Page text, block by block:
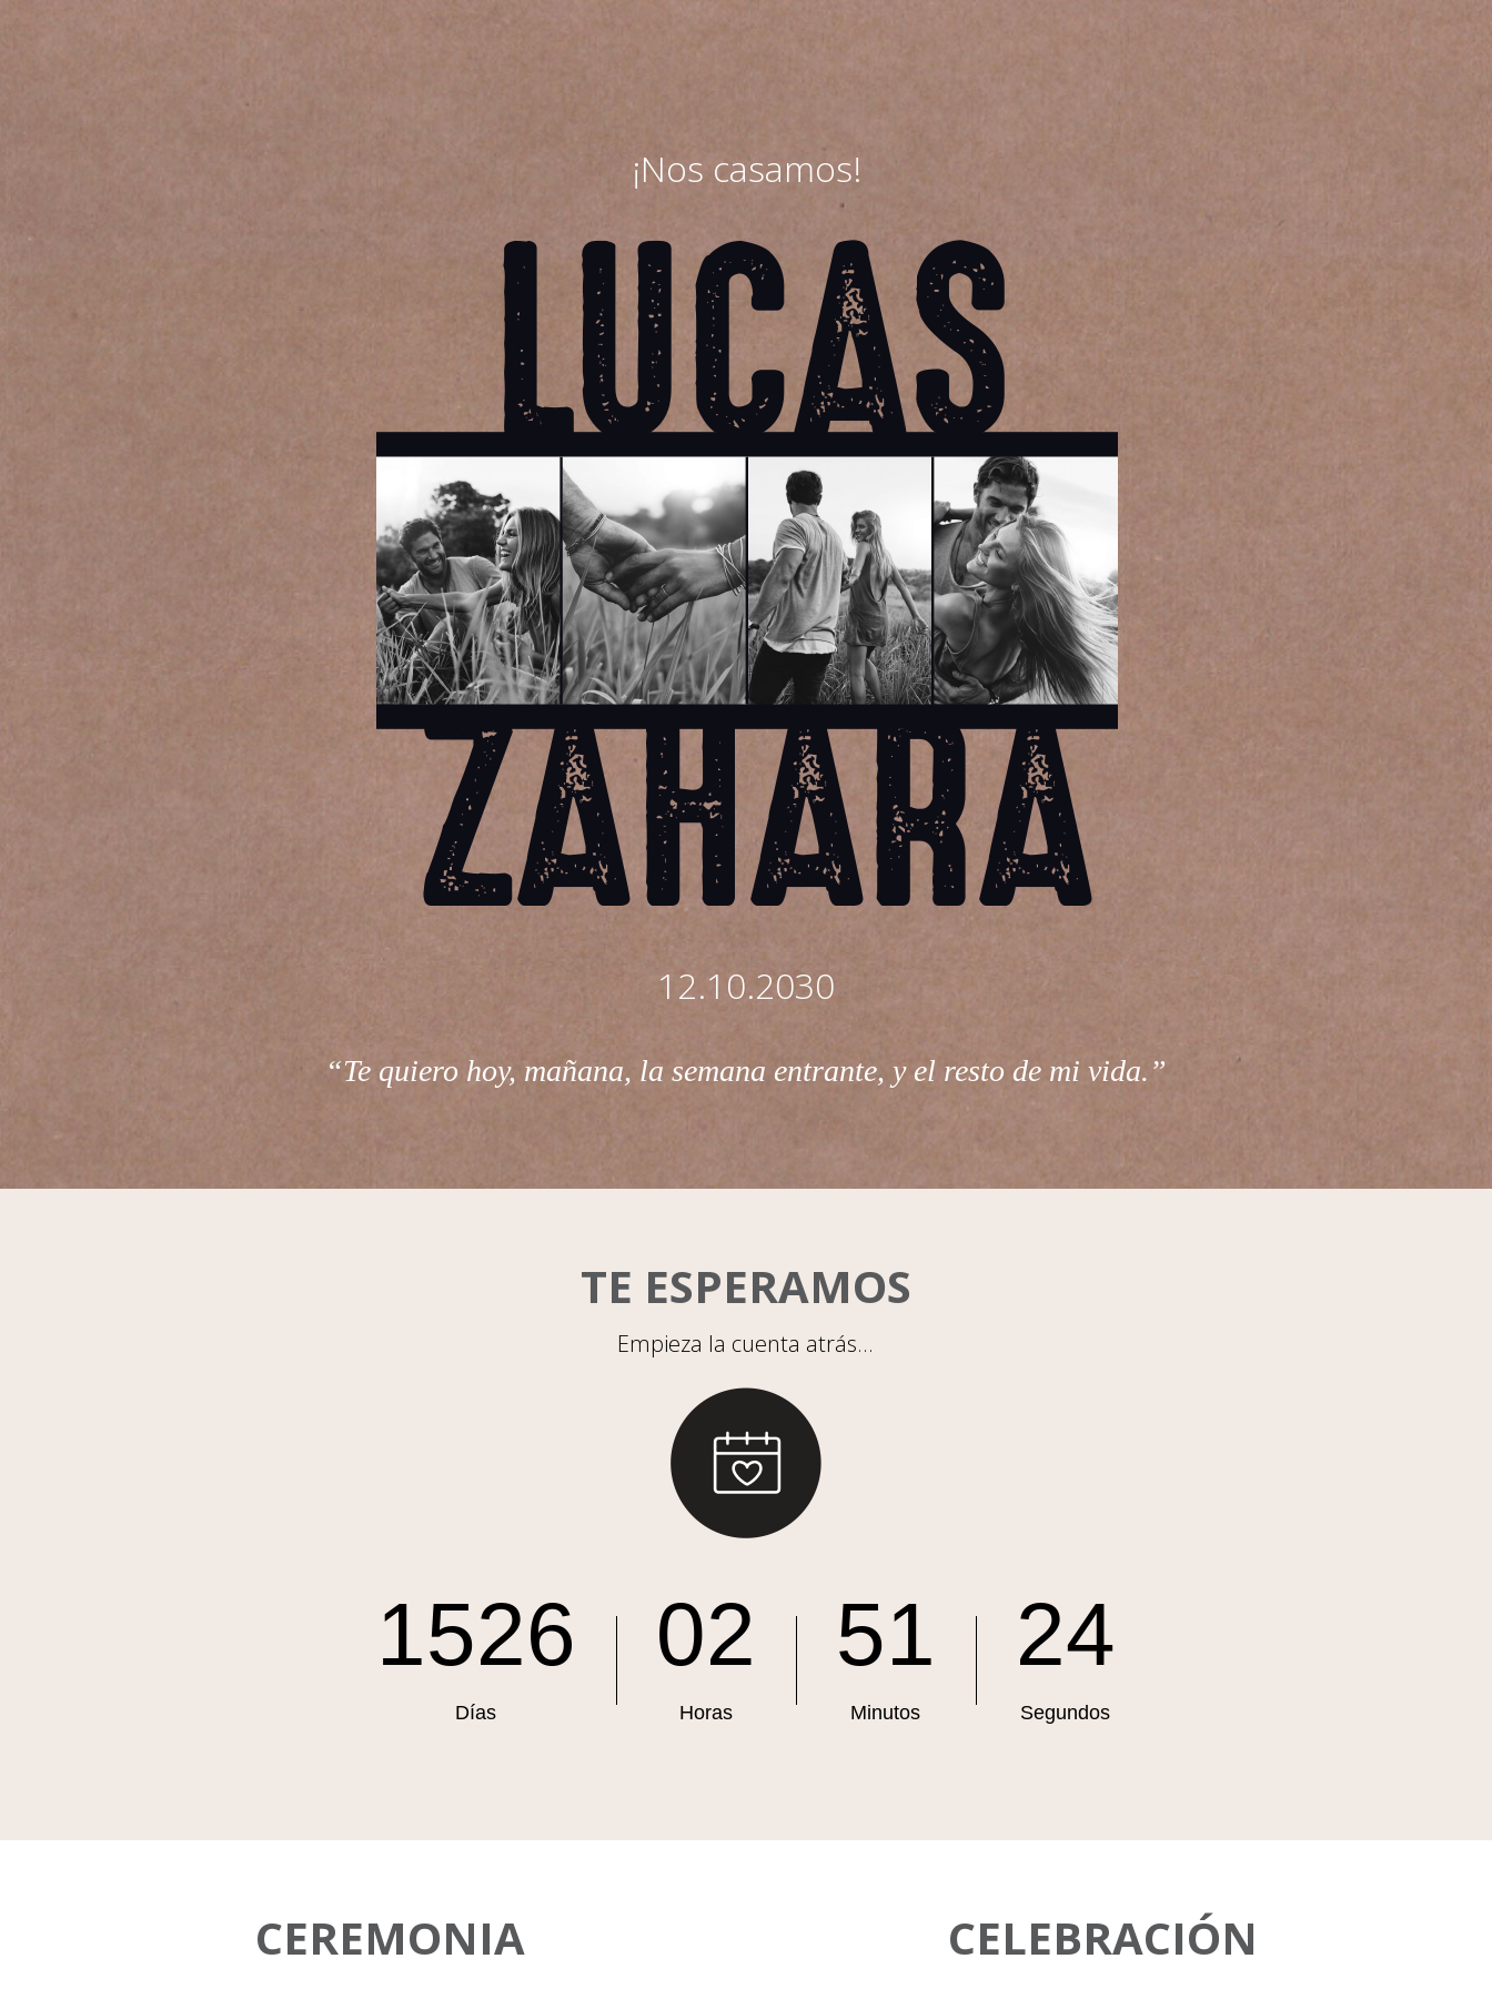
¡Nos casamos!
12.10.2030
“Te quiero hoy, mañana, la semana entrante, y el resto de mi vida.”
TE ESPERAMOS
Empieza la cuenta atrás...
1526
Días
02
Horas
51
Minutos
22
Segundos
CEREMONIA CELEBRACIÓN